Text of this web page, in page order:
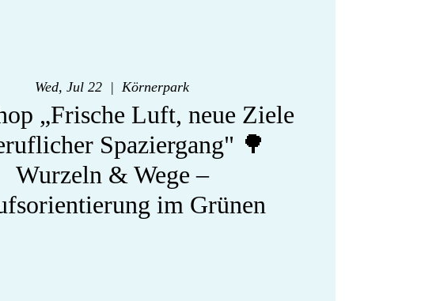
Wed, Jul 22
  |
Körnerpark
„Frische Luft, neue Ziele
Spaziergang" 🌳
Wurzeln & Wege –
im Grünen